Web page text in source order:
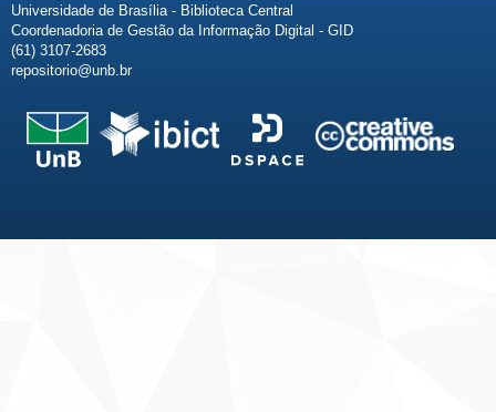
Universidade de Brasília - Biblioteca Central
Coordenadoria de Gestão da Informação Digital - GID
(61) 3107-2683
repositorio@unb.br